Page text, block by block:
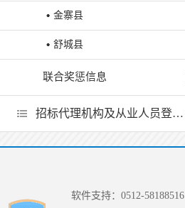
金寨县
舒城县
联合奖惩信息
招标代理机构及从业人员登记和履职情况一览表
软件支持：0512-58188516